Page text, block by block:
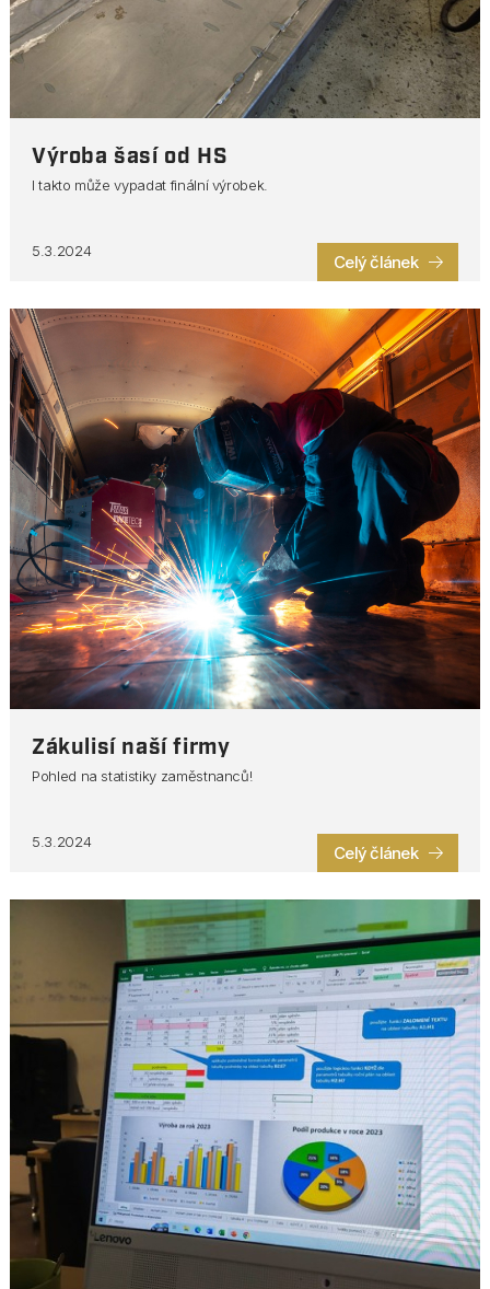
Výroba šasí od HS
I takto může vypadat finální výrobek.
5.3.2024
Celý článek
Zákulisí naší firmy
Pohled na statistiky zaměstnanců!
5.3.2024
Celý článek